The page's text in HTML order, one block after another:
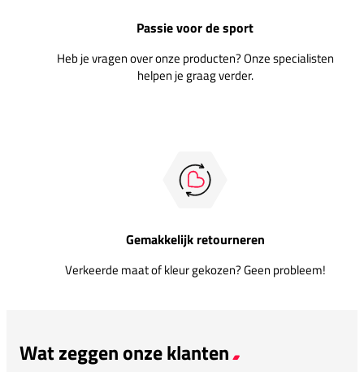
Passie voor de sport
Heb je vragen over onze producten? Onze specialisten
helpen je graag verder.
Gemakkelijk retourneren
Verkeerde maat of kleur gekozen? Geen probleem!
Wat zeggen onze klanten